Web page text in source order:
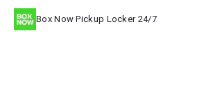
Box Now Pickup Locker 24/7